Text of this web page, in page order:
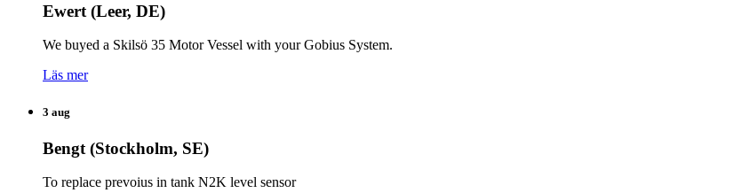
Ewert (Leer, DE)
We buyed a Skilsö 35 Motor Vessel with your Gobius System.
Läs mer
3 aug
Bengt (Stockholm, SE)
To replace prevoius in tank N2K level sensor